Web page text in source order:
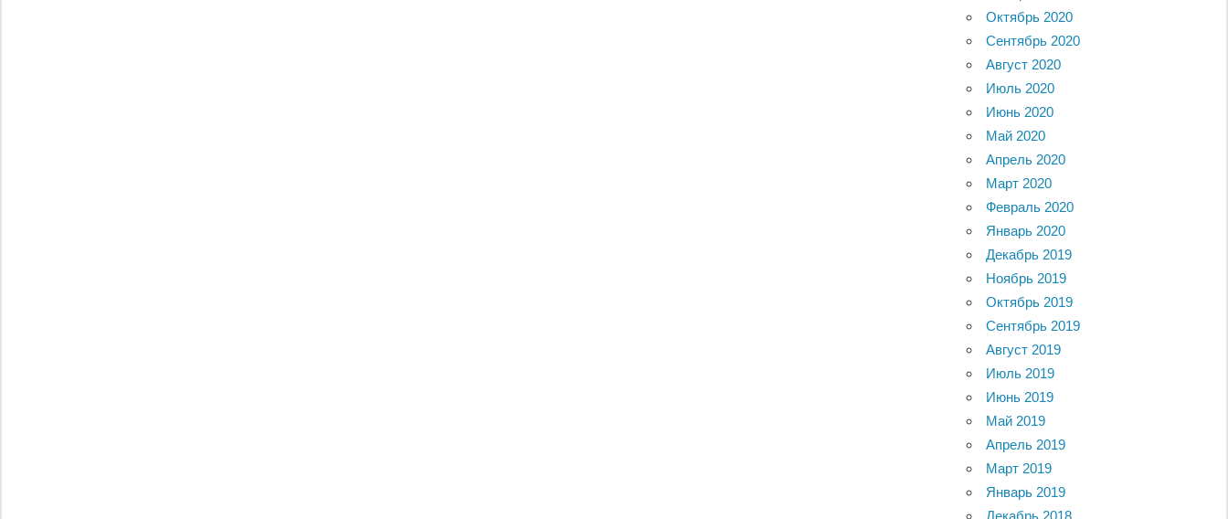
Октябрь 2020
Сентябрь 2020
Август 2020
Июль 2020
Июнь 2020
Май 2020
Апрель 2020
Март 2020
Февраль 2020
Январь 2020
Декабрь 2019
Ноябрь 2019
Октябрь 2019
Сентябрь 2019
Август 2019
Июль 2019
Июнь 2019
Май 2019
Апрель 2019
Март 2019
Январь 2019
Декабрь 2018